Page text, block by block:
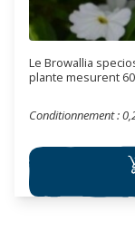
Le Browallia
plante mesurent
se cultiver en
Conditionnement :